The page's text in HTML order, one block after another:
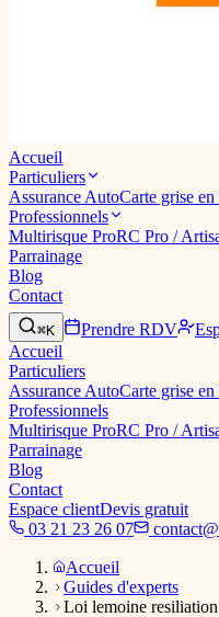
Accueil
Particuliers
Assurance AutoCarte grise
Professionnels
Multirisque ProRC Pro /
Parrainage
Blog
Contact
⌘K Prendre RDV
Accueil
Particuliers
Assurance AutoCarte grise
Professionnels
Multirisque ProRC Pro /
Parrainage
Blog
Contact
Espace clientDevis gratuit
03 21 23 26 07
Accueil
Guides d'experts
Loi lemoine